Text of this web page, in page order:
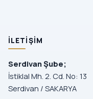
İLETIŞIM
Serdivan Şube;
İstiklal Mh. 2. Cd. No: 13
Serdivan / SAKARYA